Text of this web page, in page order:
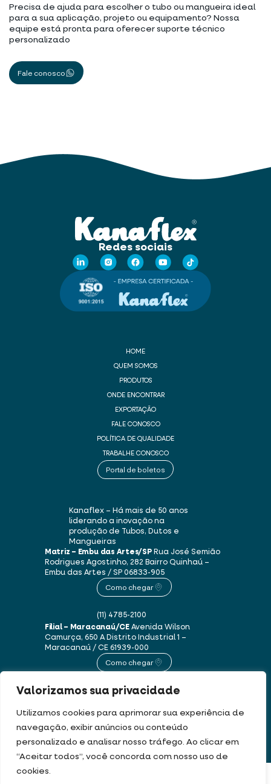
Valorizamos sua privacidade
Utilizamos cookies para aprimorar sua experiência de
navegação, exibir anúncios ou conteúdo
personalizado e analisar nosso tráfego. Ao clicar em
“Aceitar todos”, você concorda com nosso uso de
cookies.
Precisa de ajuda para escolher o tubo ou mangueira ideal
para a sua aplicação, projeto ou equipamento? Nossa
equipe está pronta para oferecer suporte técnico
personalizado
Fale conosco
Redes sociais
HOME
QUEM SOMOS
PRODUTOS
ONDE ENCONTRAR
EXPORTAÇÃO
FALE CONOSCO
POLÍTICA DE QUALIDADE
TRABALHE CONOSCO
Portal de boletos
Kanaflex – Há mais de 50 anos
liderando a inovação na
produção de Tubos, Dutos e
Mangueiras
Matriz – Embu das Artes/SPRua José Semião
Rodrigues Agostinho, 282 Bairro Quinhaú –
Embu das Artes / SP06833-905
Como chegar
(11) 4785-2100
Filial – Maracanaú/CEAvenida Wilson
Camurça, 650 ADistrito Industrial 1 –
Maracanaú / CE61939-000
Como chegar
(85) 3250-1235
Este site usa cookies e dados pessoais de acordo com os nossosTermos de Uso e